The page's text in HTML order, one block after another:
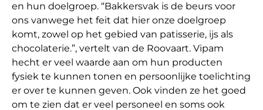
en hun doelgroep. “Bakkersvak is de beurs voor
ons vanwege het feit dat hier onze doelgroep
komt, zowel op het gebied van patisserie, ijs als
chocolaterie.”, vertelt van de Roovaart. Vipam
hecht er veel waarde aan om hun producten
fysiek te kunnen tonen en persoonlijke toelichting
er over te kunnen geven. Ook vinden ze het goed
om te zien dat er veel personeel en soms ook